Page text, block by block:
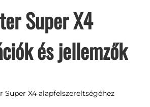
Super X4
és jellemzők
Super X4 alapfelszereltségéhez